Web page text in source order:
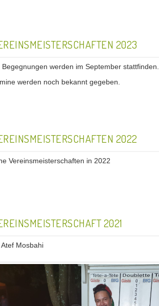
2023
Begegnungen werden im September stattfinden.
werden noch bekannt gegeben.
2022
Vereinsmeisterschaften in 2022
2021
Atef Mosbahi